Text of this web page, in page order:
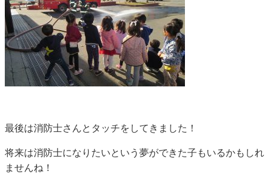
最後は消防士さんとタッチをしてきました！
将来は消防士になりたいという夢ができた子もいるかもしれ
ませんね！